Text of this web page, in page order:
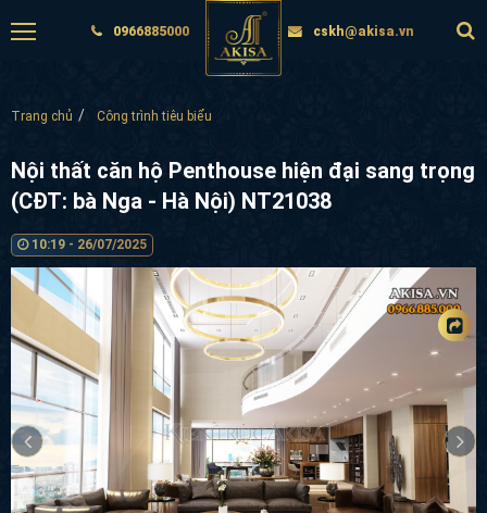
0966885000 cskh@akisa.vn
Trang chủ Công trình tiêu biểu
Nội thất căn hộ Penthouse hiện đại sang trọng
(CĐT: bà Nga - Hà Nội) NT21038
10:19 - 26/07/2025